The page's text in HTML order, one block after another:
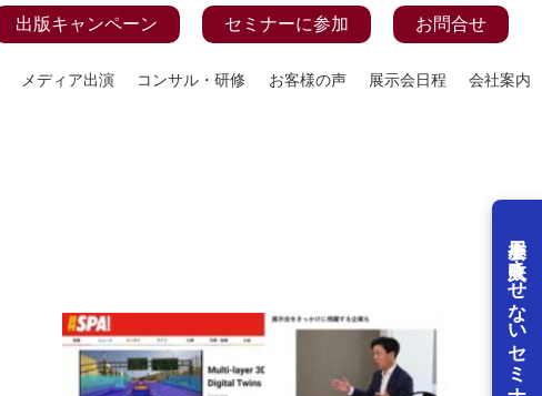
展示会を失敗させないセミナー
出版キャンペーン セミナーに参加 お問合せ
メディア出演 コンサル・研修 お客様の声 展示会日程 会社案内